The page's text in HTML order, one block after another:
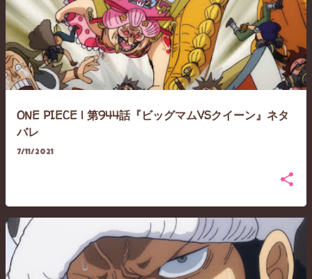
ONE PIECE | 第944話『ビッグマムVSクイーン』ネタ
バレ
7/11/2021